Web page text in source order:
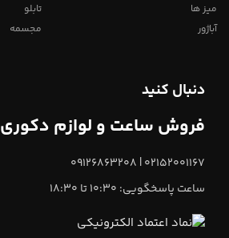
میز ها
آباژور
تابلو
مجسمه
دنبال کنید
فروش ساعت و لوازم دکوری
02152001167 | 09126863208
ساعت پاسخگویی: 10:30 تا 18:30